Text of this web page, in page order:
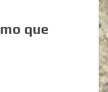
que